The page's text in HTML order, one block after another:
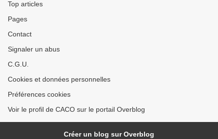
Top articles
Pages
Contact
Signaler un abus
C.G.U.
Cookies et données personnelles
Préférences cookies
Voir le profil de CACO sur le portail Overblog
Créer un blog sur Overblog